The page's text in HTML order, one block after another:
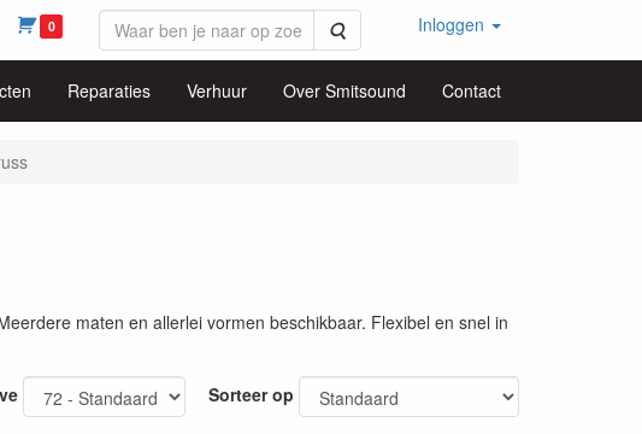
0 Zoeken Inloggen
Reparaties Verhuur Over Smitsound Contact
maten en allerlei vormen beschikbaar. Flexibel en snel in
Sorteer op